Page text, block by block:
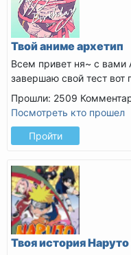
Твой аниме архетип
Всем привет ня~ с вами
завершаю свой тест вот
Прошли: 2509
Посмотреть кто прошел
Пройти
Твоя история